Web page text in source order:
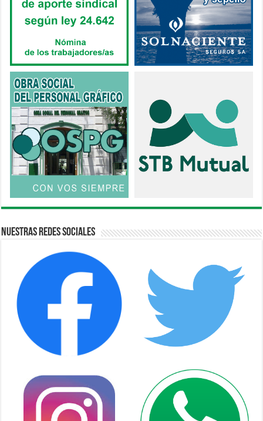
Nuestras Redes Sociales